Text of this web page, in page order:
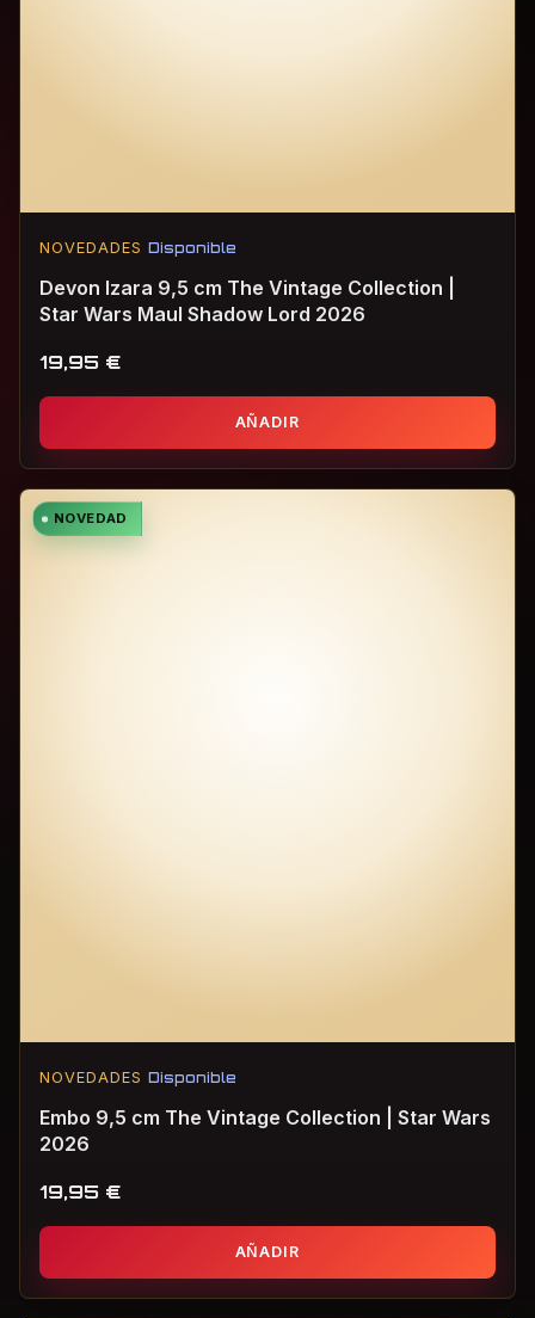
NOVEDADES Disponible
Devon Izara 9,5 cm The Vintage Collection |
Star Wars Maul Shadow Lord 2026
19,95 €
AÑADIR
NOVEDAD
NOVEDADES Disponible
Embo 9,5 cm The Vintage Collection | Star Wars
2026
19,95 €
AÑADIR